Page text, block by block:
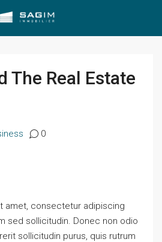
The Real Estate
0
amet, consectetur adipiscing
sed sollicitudin. Donec non odio
sollicitudin purus, quis rutrum